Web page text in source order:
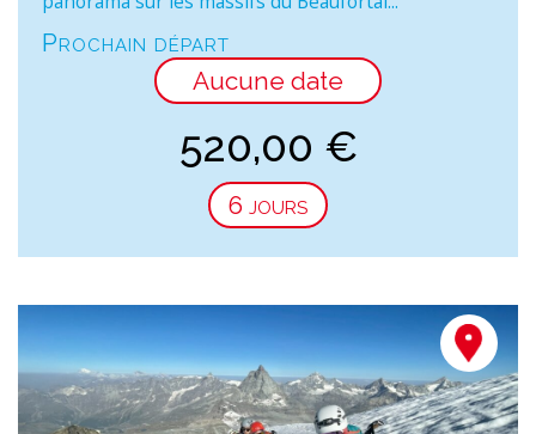
Prochain départ
Aucune date
520,00 €
6 jours